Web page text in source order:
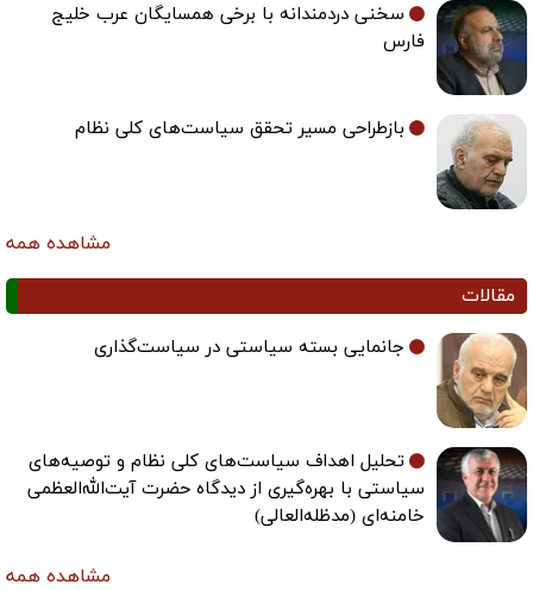
سخنی دردمندانه با برخی همسایگان عرب خلیج
فارس
بازطراحی مسیر تحقق سیاست‌های کلی نظام
مشاهده همه
جانمایی بسته سیاستی در سیاست‌گذاری
تحلیل اهداف سیاست‌های کلی نظام و توصیه‌های
سیاستی با بهره‌گیری از دیدگاه حضرت آیت‌الله‌العظمی
خامنه‌ای (مدظله‌العالی)
مشاهده همه